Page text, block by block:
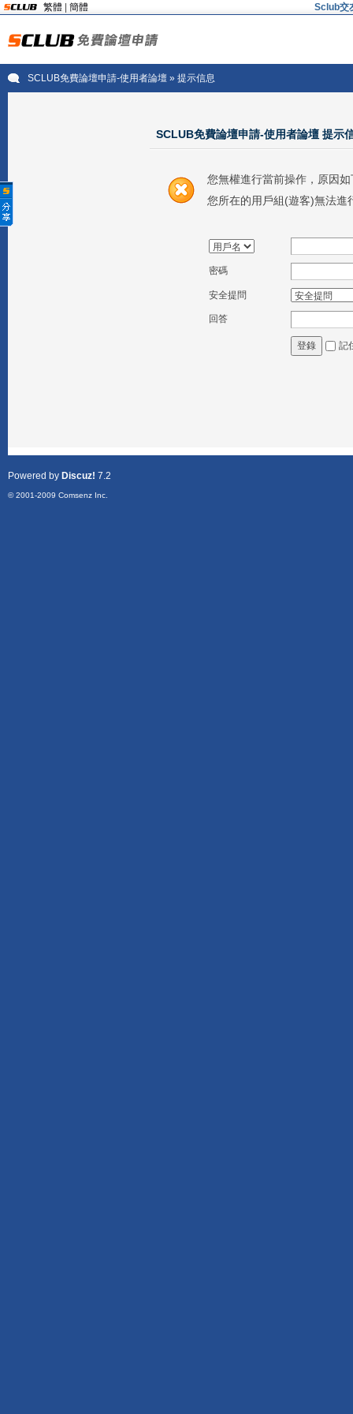
繁體 簡體 Sclub交
SCLUB免費論壇申請-使用者論壇» 提示信息
SCLUB免費論壇申請-使用者論壇 提示
您無權進行當前操作，原因如
您所在的用戶組(遊客)無法進
密碼
安全提問
回答
登錄 記
Powered by Discuz! 7.2
© 2001-2009 Comsenz Inc.